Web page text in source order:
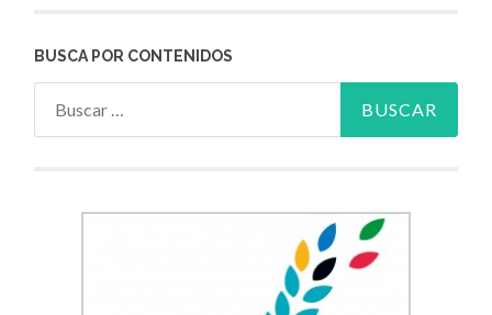
BUSCA POR CONTENIDOS